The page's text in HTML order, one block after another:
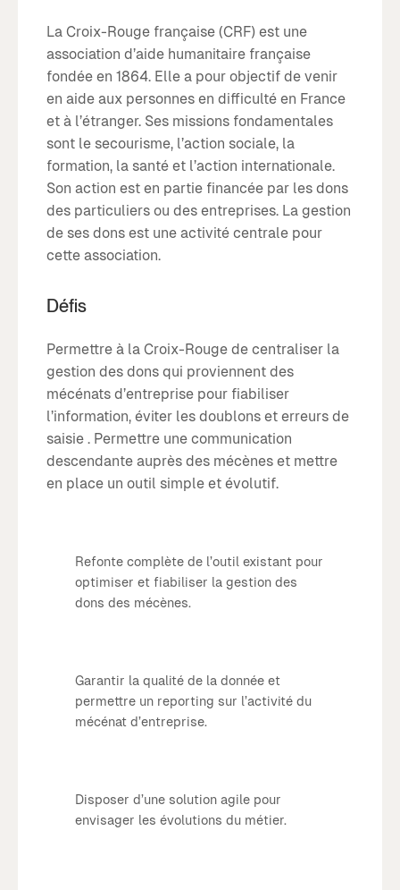
La Croix-Rouge française (CRF) est une
association d’aide humanitaire française
fondée en 1864. Elle a pour objectif de venir
en aide aux personnes en difficulté en France
et à l’étranger. Ses missions fondamentales
sont le secourisme, l’action sociale, la
formation, la santé et l’action internationale.
Son action est en partie financée par les dons
des particuliers ou des entreprises. La gestion
de ses dons est une activité centrale pour
cette association.
Défis
Permettre à la Croix-Rouge de centraliser la
gestion des dons qui proviennent des
mécénats d’entreprise pour fiabiliser
l’information, éviter les doublons et erreurs de
saisie . Permettre une communication
descendante auprès des mécènes et mettre
en place un outil simple et évolutif.
Refonte complète de l’outil existant pour
optimiser et fiabiliser la gestion des
dons des mécènes.
Garantir la qualité de la donnée et
permettre un reporting sur l’activité du
mécénat d’entreprise.
Disposer d’une solution agile pour
envisager les évolutions du métier.